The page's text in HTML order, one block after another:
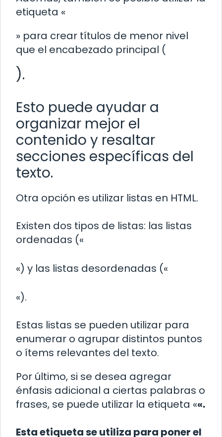
etiqueta «
» para crear títulos de menor nivel
que el encabezado principal (
).
Esto puede ayudar a
organizar mejor el
contenido y resaltar
secciones específicas del
texto.
Otra opción es utilizar listas en HTML.
Existen dos tipos de listas: las listas
ordenadas («
«) y las listas desordenadas («
«).
Estas listas se pueden utilizar para
enumerar o agrupar distintos puntos
o ítems relevantes del texto.
Por último, si se desea agregar
énfasis adicional a ciertas palabras o
frases, se puede utilizar la etiqueta ««.
Esta etiqueta se utiliza para poner el